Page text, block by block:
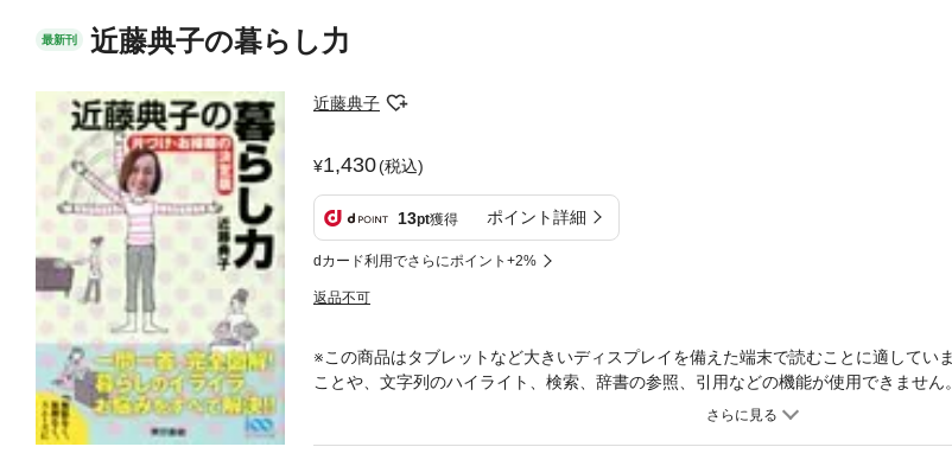
最新刊 近藤典子の暮らし力
近藤典子
1,430(税込)
13pt獲得 ポイント詳細
dカード利用でさらにポイント+2%
返品不可
※この商品はタブレットなど大きいディスプレイを備えた端末で読むことに適してい
ことや、文字列のハイライト、検索、辞書の参照、引用などの機能が使用できません
ズに。収納のプロ・近藤典子が、片づけの悩みを基礎から解決。一問一答、図解でわ